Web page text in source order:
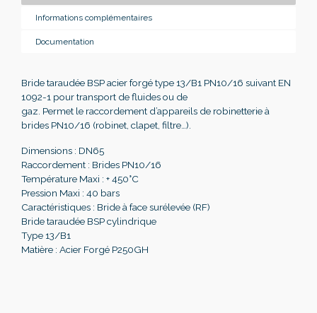
Informations complémentaires
Documentation
Bride taraudée BSP acier forgé type 13/B1 PN10/16 suivant EN
1092-1 pour transport de fluides ou de
gaz. Permet le raccordement d’appareils de robinetterie à
brides PN10/16 (robinet, clapet, filtre…).
Dimensions : DN65
Raccordement : Brides PN10/16
Température Maxi : + 450°C
Pression Maxi : 40 bars
Caractéristiques : Bride à face surélevée (RF)
Bride taraudée BSP cylindrique
Type 13/B1
Matière : Acier Forgé P250GH